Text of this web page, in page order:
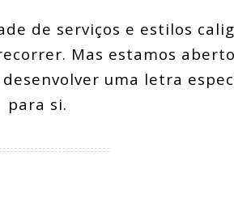
de serviços e estilos
Mas estamos
uma letra
para si.